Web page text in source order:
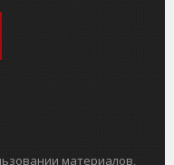
материалов,